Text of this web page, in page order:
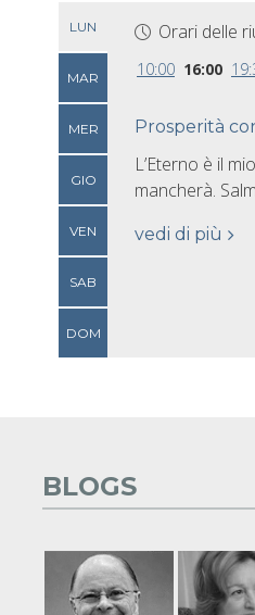
LUN
MAR
MER
GIO
VEN
SAB
DOM
Orari delle
10:00 16:00
Prosperità
L’Eterno è il
mancherà.
vedi di più
BLOGS